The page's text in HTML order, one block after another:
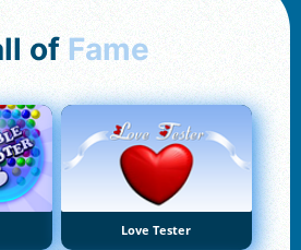
of Fame
Love Tester